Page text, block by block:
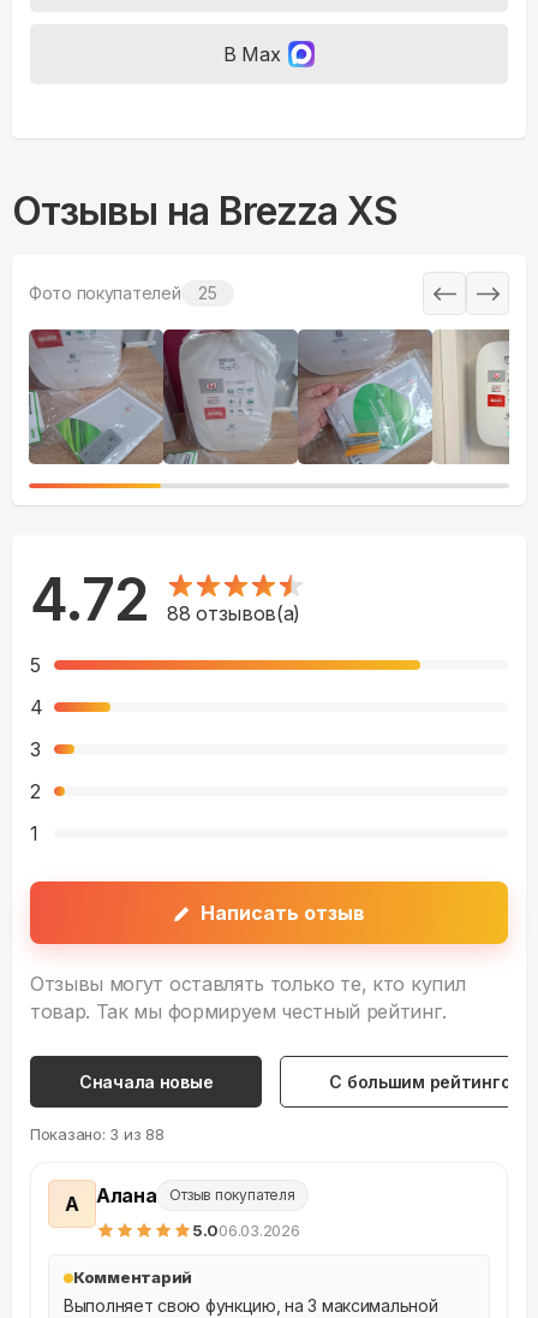
В Max
Отзывы на Brezza XS
Фото покупателей 25
4.72 88 отзывов(а)
5
4
3
2
1
Написать отзыв
Отзывы могут оставлять только те, кто купил
товар. Так мы формируем честный рейтинг.
Сначала новые С большим рейтингом
Показано: 3 из 88
А Алана Отзыв покупателя
5.006.03.2026
Комментарий
Выполняет свою функцию, на 3 максимальной